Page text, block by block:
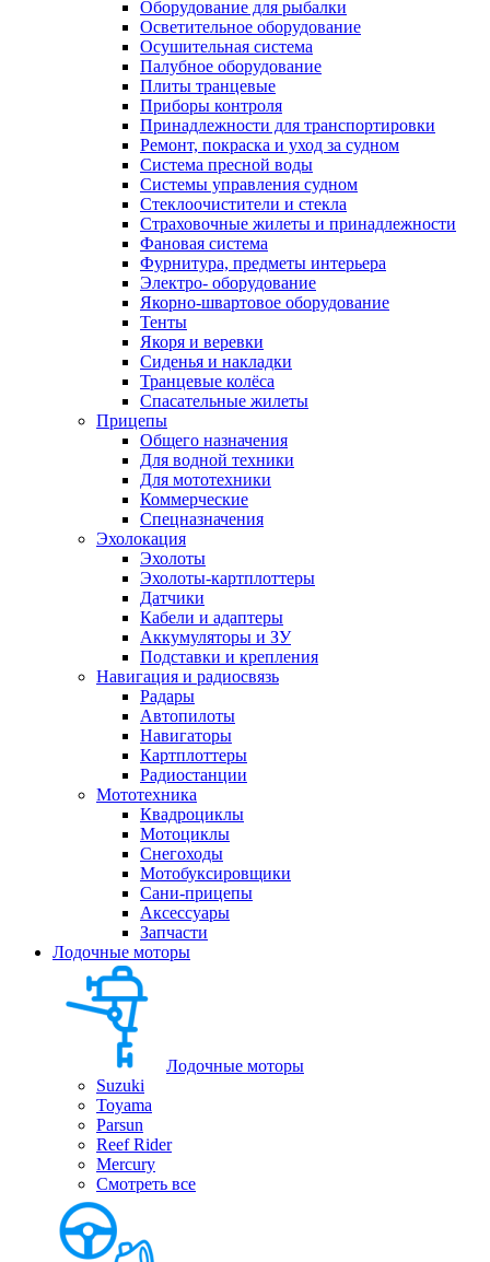
Оборудование для рыбалки
Осветительное оборудование
Осушительная система
Палубное оборудование
Плиты транцевые
Приборы контроля
Принадлежности для транспортировки
Ремонт, покраска и уход за судном
Система пресной воды
Системы управления судном
Стеклоочистители и стекла
Страховочные жилеты и принадлежности
Фановая система
Фурнитура, предметы интерьера
Электро- оборудование
Якорно-швартовое оборудование
Тенты
Якоря и веревки
Сиденья и накладки
Транцевые колёса
Спасательные жилеты
Прицепы
Общего назначения
Для водной техники
Для мототехники
Коммерческие
Спецназначения
Эхолокация
Эхолоты
Эхолоты-картплоттеры
Датчики
Кабели и адаптеры
Аккумуляторы и ЗУ
Подставки и крепления
Навигация и радиосвязь
Радары
Автопилоты
Навигаторы
Картплоттеры
Радиостанции
Мототехника
Квадроциклы
Мотоциклы
Снегоходы
Мотобуксировщики
Сани-прицепы
Аксессуары
Запчасти
Лодочные моторы
Лодочные моторы
Suzuki
Toyama
Parsun
Reef Rider
Mercury
Смотреть все